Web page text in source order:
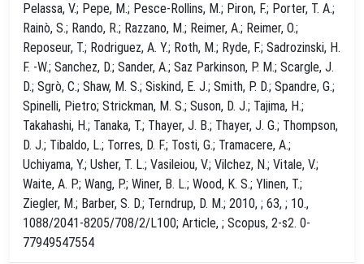
Pelassa, V.; Pepe, M.; Pesce-Rollins, M.; Piron, F.; Porter, T. A.;
Rainò, S.; Rando, R.; Razzano, M.; Reimer, A.; Reimer, O.;
Reposeur, T.; Rodriguez, A. Y.; Roth, M.; Ryde, F.; Sadrozinski, H.
F. -W.; Sanchez, D.; Sander, A.; Saz Parkinson, P. M.; Scargle, J.
D.; Sgrò, C.; Shaw, M. S.; Siskind, E. J.; Smith, P. D.; Spandre, G.;
Spinelli, Pietro; Strickman, M. S.; Suson, D. J.; Tajima, H.;
Takahashi, H.; Tanaka, T.; Thayer, J. B.; Thayer, J. G.; Thompson,
D. J.; Tibaldo, L.; Torres, D. F.; Tosti, G.; Tramacere, A.;
Uchiyama, Y.; Usher, T. L.; Vasileiou, V.; Vilchez, N.; Vitale, V.;
Waite, A. P.; Wang, P.; Winer, B. L.; Wood, K. S.; Ylinen, T.;
Ziegler, M.; Barber, S. D.; Terndrup, D. M.; 2010, ; 63, ; 10.,
1088/2041-8205/708/2/L100; Article, ; Scopus, 2-s2. 0-
77949547554